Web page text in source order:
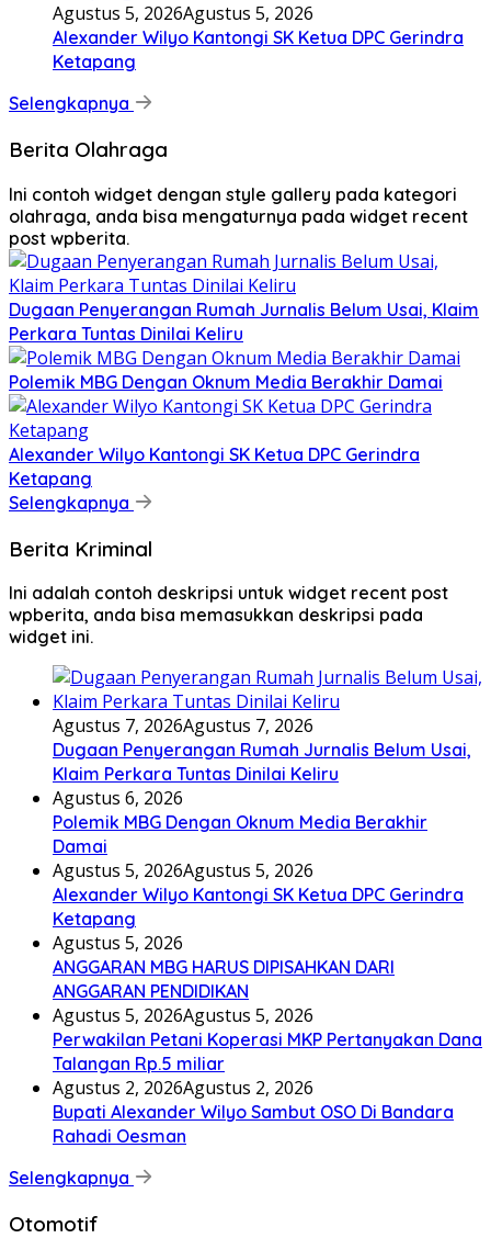
Agustus 5, 2026Agustus 5, 2026
Alexander Wilyo Kantongi SK Ketua DPC Gerindra
Ketapang
Selengkapnya
Berita Olahraga
Ini contoh widget dengan style gallery pada kategori
olahraga, anda bisa mengaturnya pada widget recent
post wpberita.
Dugaan Penyerangan Rumah Jurnalis Belum Usai, Klaim
Perkara Tuntas Dinilai Keliru
Polemik MBG Dengan Oknum Media Berakhir Damai
Alexander Wilyo Kantongi SK Ketua DPC Gerindra
Ketapang
Selengkapnya
Berita Kriminal
Ini adalah contoh deskripsi untuk widget recent post
wpberita, anda bisa memasukkan deskripsi pada
widget ini.
Agustus 7, 2026Agustus 7, 2026
Dugaan Penyerangan Rumah Jurnalis Belum Usai,
Klaim Perkara Tuntas Dinilai Keliru
Agustus 6, 2026
Polemik MBG Dengan Oknum Media Berakhir
Damai
Agustus 5, 2026Agustus 5, 2026
Alexander Wilyo Kantongi SK Ketua DPC Gerindra
Ketapang
Agustus 5, 2026
ANGGARAN MBG HARUS DIPISAHKAN DARI
ANGGARAN PENDIDIKAN
Agustus 5, 2026Agustus 5, 2026
Perwakilan Petani Koperasi MKP Pertanyakan Dana
Talangan Rp.5 miliar
Agustus 2, 2026Agustus 2, 2026
Bupati Alexander Wilyo Sambut OSO Di Bandara
Rahadi Oesman
Selengkapnya
Otomotif